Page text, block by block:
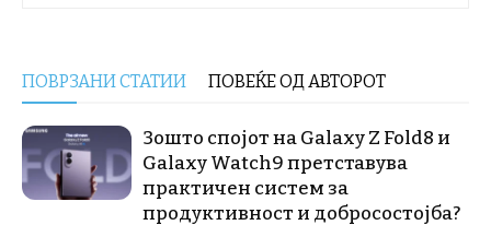
ПОВРЗАНИ СТАТИИ ПОВЕЌЕ ОД АВТОРОТ
Зошто спојот на Galaxy Z Fold8 и
Galaxy Watch9 претставува
практичен систем за
продуктивност и добросостојба?